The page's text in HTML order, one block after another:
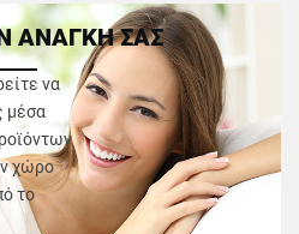
ΑΝΑΓΚΗ ΣΑΣ
να
μέσα
χώρο
το